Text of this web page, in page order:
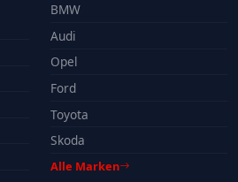
BMW
Audi
Opel
Ford
Toyota
Skoda
Alle Marken